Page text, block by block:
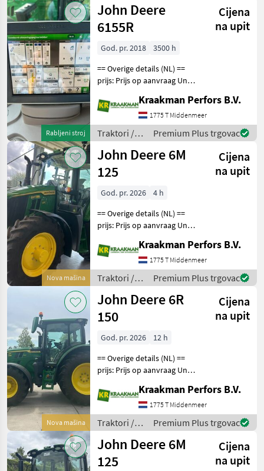
Kategorija 3 Država
TRENUTNA
STAZA
Poljoprivredna
tehnika
Traktori
Standardni
Traktori
Tockasi
ODABERITE
KATEGORIJU
John Deere
74
Fendt
New Holland
29
Case IH
Massey Ferguson
Claas
9
Prikaži
sve
(17)
MARKETPLACE
Marketplace
Ponude
trgovaca
Mali
oglasi
Poništi
Prikaži
206
rezultata
Rabljeni stroj
John Deere
6155R
Cijena
na upit
God. pr. 2018
3500 h
== Overige details (NL) ==
prijs: Prijs op aanvraag Unit:
Aantal hydrauliekventielen:
3 Aftakastoerental achter:
540 Hydrauliek venti
Kraakman Perfors B.V.
1775 T Middenmeer
Traktori /
John Deere
Premium Plus trgovac
Nova mašina
John Deere 6M
125
Cijena
na upit
God. pr. 2026
4 h
== Overige details (NL) ==
prijs: Prijs op aanvraag Unit:
hydrauliekventielen: 3
Aftakastoerental achter:
540 + 540E + 1000
Hydrauliek ventielen: Elek
Kraakman Perfors B.V.
1775 T Middenmeer
Traktori /
John Deere
Premium Plus trgovac
Nova mašina
John Deere 6R
150
Cijena
na upit
God. pr. 2026
12 h
== Overige details (NL) ==
prijs: Prijs op aanvraag Unit:
HPD Aantal
hydrauliekventielen: 3
Aftakastoerental achter:
540E + 1000 + 1000E
Kraakman Perfors B.V.
1775 T Middenmeer
Traktori /
John Deere
Premium Plus trgovac
John Deere 6M
125
Cijena
na upit